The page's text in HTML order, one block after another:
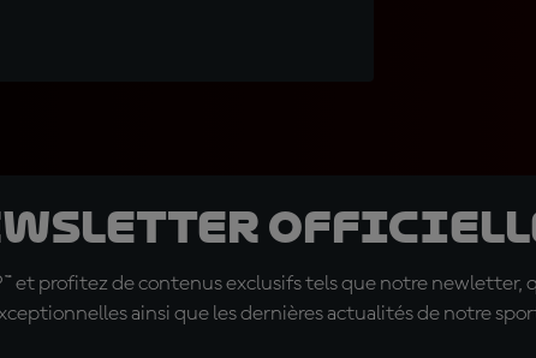
officielle
et profitez de contenus exclusifs tels que notre newletter,
ainsi que les dernières actualités de notre